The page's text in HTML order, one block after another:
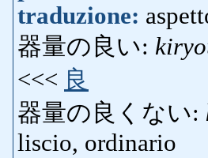
traduzione:
器量の良い:
<<< 良
器量の良くない:
liscio, ordinario